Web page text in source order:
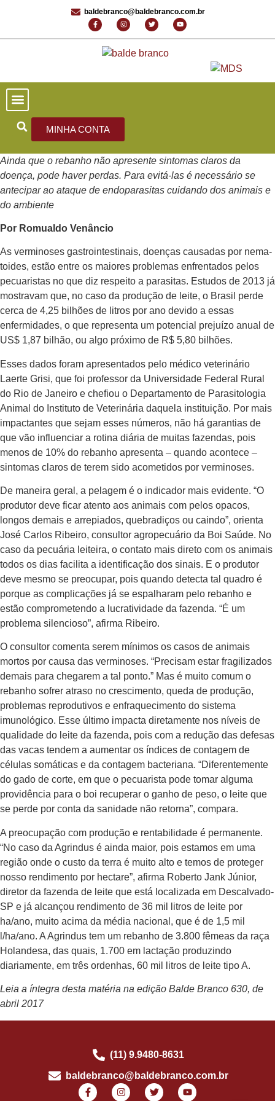
baldebranco@baldebranco.com.br
MINHA CONTA
Ainda que o rebanho não apresente sintomas claros da
doença, pode haver perdas. Para evitá-las é necessário se
antecipar ao ataque de endoparasitas cuidando dos animais e
do ambiente
Por Romualdo Venâncio
As verminoses gastrointestinais, doenças causadas por nema­
toides, estão entre os maiores problemas enfrentados pelos
pecuaristas no que diz respeito a parasitas. Estudos de 2013 já
mostravam que, no caso da produção de leite, o Brasil perde
cerca de 4,25 bilhões de litros por ano devido a essas
enfermidades, o que representa um potencial prejuízo anual de
US$ 1,87 bilhão, ou algo próximo de R$ 5,80 bilhões.
Esses dados foram apresentados pelo médico veterinário
Laerte Grisi, que foi professor da Universidade Fe­deral Rural
do Rio de Janeiro e chefiou o Departamento de Parasitologia
Ani­mal do Instituto de Veterinária daquela instituição. Por mais
impactantes que sejam esses números, não há garantias de
que vão influenciar a rotina diária de muitas fazendas, pois
menos de 10% do rebanho apresenta – quando acontece –
sintomas claros de terem sido acometidos por verminoses.
De maneira geral, a pelagem é o indicador mais evidente. “O
produtor deve ficar atento aos animais com pelos opacos,
longos demais e arrepiados, quebradiços ou caindo”, orienta
José Carlos Ribeiro, consultor agropecuário da Boi Saúde. No
caso da pecuária leiteira, o contato mais direto com os animais
todos os dias facilita a identi­ficação dos sinais. E o produtor
deve mesmo se preocupar, pois quando detecta tal quadro é
porque as compli­cações já se espalharam pelo rebanho e
estão comprometendo a lucratividade da fazenda. “É um
problema silencioso”, afirma Ribeiro.
O consultor comenta serem míni­mos os casos de animais
mortos por causa das verminoses. “Precisam estar fragilizados
demais para chegarem a tal ponto.” Mas é muito comum o
rebanho sofrer atraso no crescimento, queda de produção,
problemas reprodutivos e en­fraquecimento do sistema
imunológico. Esse último impacta diretamente nos níveis de
qualidade do leite da fazenda, pois com a redução das defesas
das vacas tendem a aumentar os índices de contagem de
células somáticas e da contagem bacteriana. “Diferentemente
do gado de corte, em que o pecuarista pode tomar alguma
providência para o boi recuperar o ganho de peso, o leite que
se perde por conta da sanidade não retorna”, compara.
A preocupação com produção e ren­tabilidade é permanente.
“No caso da Agrindus é ainda maior, pois estamos em uma
região onde o custo da terra é muito alto e temos de proteger
nosso rendimento por hectare”, afirma Rober­to Jank Júnior,
diretor da fazenda de leite que está localizada em Descalvado-
SP e já al­cançou rendimento de 36 mil litros de leite por
ha/ano, muito acima da média nacional, que é de 1,5 mil
l/ha/ano. A Agrindus tem um reba­nho de 3.800 fêmeas da raça
Holandesa, das quais, 1.700 em lactação produzindo
diariamente, em três ordenhas, 60 mil litros de leite tipo A.
Leia a íntegra desta matéria na edição Balde Branco 630, de
abril 2017
(11) 9.9480-8631
baldebranco@baldebranco.com.br